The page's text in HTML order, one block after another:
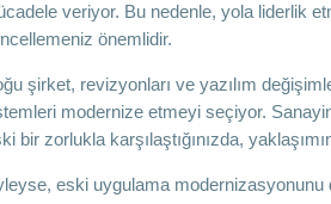
veriyor. Bu nedenle, yola liderlik
önemlidir.
şirket, revizyonları ve yazılım
modernize etmeyi seçiyor.
bir zorlukla karşılaştığınızda,
eski uygulama modernizasyonunu